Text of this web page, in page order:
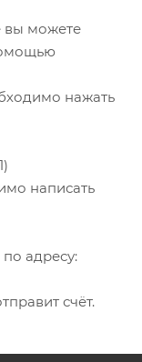
вы можете
нажать
написать
адресу:
счёт.